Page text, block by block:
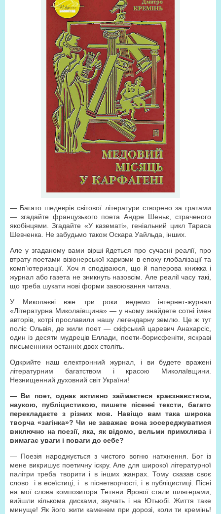
— Багато шедеврів світової літератури створено за гратами
— згадайте французького поета Андре Шеньє, страченого
якобінцями. Згадайте «У казематі», геніальний цикл Тараса
Шевченка. Не забудьмо також Оскара Уайльда, інших.
Але у згаданому вами вірші йдеться про сучасні реалії, про
втрату поетами візіонерської харизми в епоху глобалізації та
комп’ютеризації. Хоч я сподіваюся, що й паперова книжка і
журнал або газета не зникнуть назовсім. Але реалії часу такі,
що треба шукати нові форми завоювання читача.
У Миколаєві вже три роки ведемо інтернет-журнал
«Літературна Миколаївщина» — у ньому знайдете сотні імен
авторів, котрі прославили нашу легендарну землю. Це ж тут
поліс Ольвія, де жили поет — скіфський царевич Анахарсіс,
один із десяти мудреців Еллади, поети-борисфеніти, яскраві
письменники останніх двох століть.
Одкрийте наш електронний журнал, і ви будете вражені
літературним багатством і красою Миколаївщини.
Незнищенний духовний світ України!
— Ви поет, однак активно займаєтеся краєзнавством,
наукою, публіцистикою, пишете пісенні тексти, багато
перекладаєте з різних мов. Навіщо вам така широка
творча «загінка»? Чи не заважає вона зосереджуватися
виключно на поезії, яка, як відомо, вельми примхлива і
вимагає уваги і поваги до себе?
— Поезія народжується з чистого вогню натхнення. Бог із
мене викришує поетичну іскру. Але для широкої літературної
палітри треба творити і в інших жанрах. Тому сказав своє
слово і в есеїстиці, і в піснетворчості, і в публіцистиці. Пісні
на мої слова композитора Тетяни Ярової стали шлягерами,
вийшли кількома дисками, звучать і на Ютьюбі. Життя таке
минуще! Як його жити каменем при дорозі, коли ти кремінь!